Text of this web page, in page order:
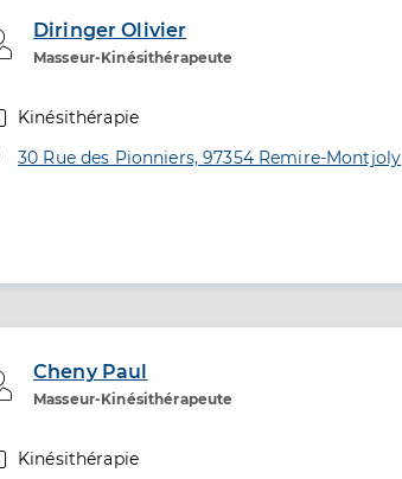
Diringer Olivier
Masseur-Kinésithérapeute
Professionel de santé
Kinésithérapie
Adresse
30 Rue des Pionniers, 97354 Remire-Montjoly
Cheny Paul
Masseur-Kinésithérapeute
Professionel de santé
Kinésithérapie